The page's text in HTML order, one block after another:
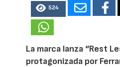
524
La marca lanza “Rest
protagonizada por